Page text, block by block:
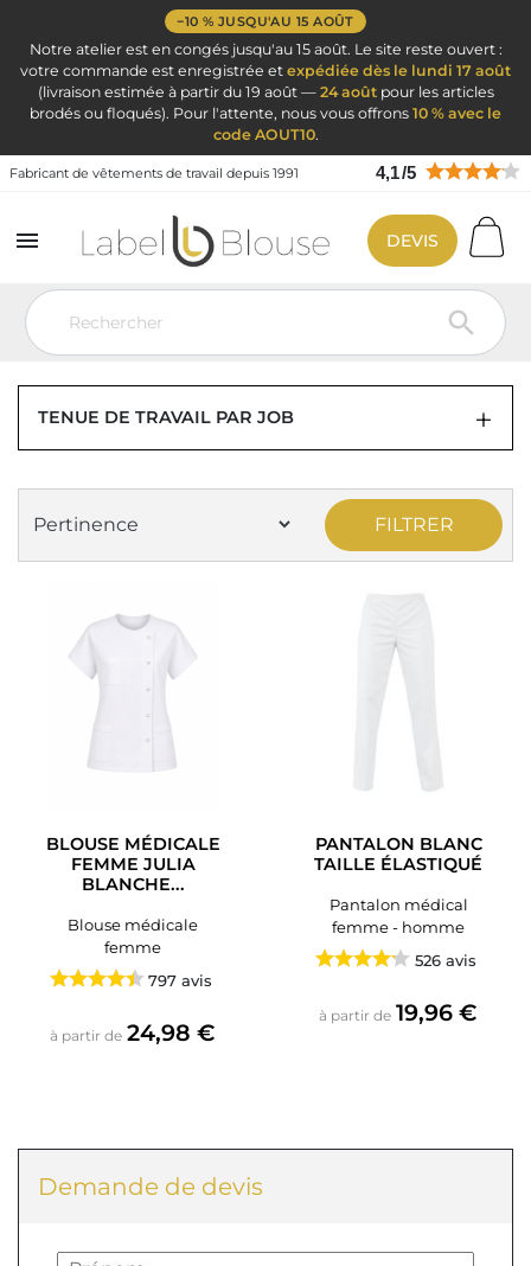
−10 % JUSQU'AU 15 AOÛT
Notre atelier est en congés jusqu'au 15 août. Le site reste ouvert :
votre commande est enregistrée et expédiée dès le lundi 17 août
(livraison estimée à partir du 19 août — 24 aoûtpour les articles
brodés ou floqués). Pour l'attente, nous vous offrons 10 % avec le
code AOUT10.
Fabricant de vêtements de travail depuis 1991 4,1/5


DEVIS
Vêtement de travail
Tenue de travail professionnelle par métier
LES BLOUSES DES BAC PRO ASSP
TENUE DE TRAVAIL PAR JOB
FILTRER
BLOUSE MÉDICALE
FEMME JULIA
BLANCHE...
Blouse médicale
femme
797 avis
à partir de Prix
24,98 €
PANTALON BLANC
TAILLE ÉLASTIQUÉ
Pantalon médical
femme - homme
526 avis
à partir de Prix
19,96 €
Demande de devis